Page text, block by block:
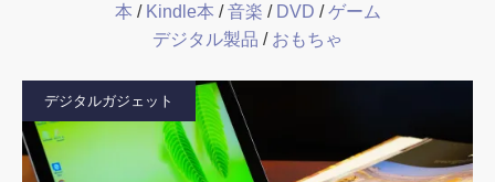
本 / Kindle本 /音楽 / DVD /ゲーム
デジタル製品 / おもちゃ
デジタルガジェット